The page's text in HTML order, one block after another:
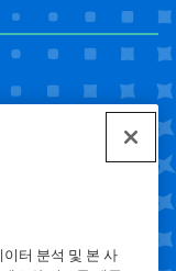
터 분석 및 본 사